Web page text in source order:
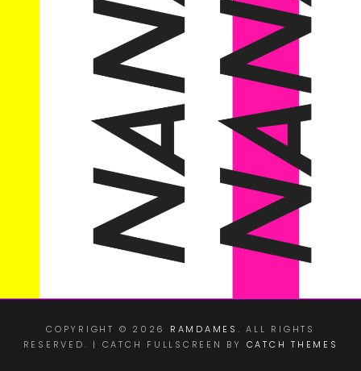
COPYRIGHT © 2026 RAMDAMES . ALL RIGHTS
RESERVED. | CATCH FULLSCREEN BY CATCH THEMES